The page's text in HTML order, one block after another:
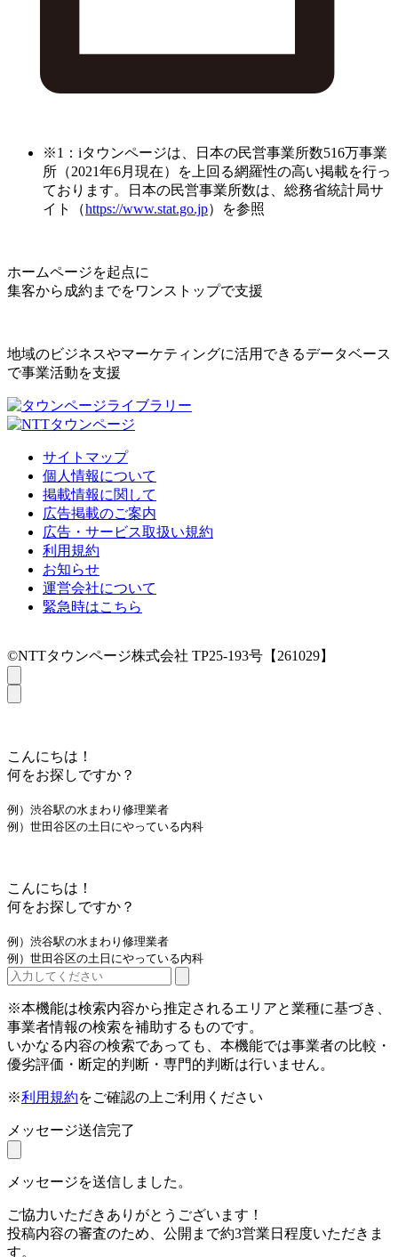
※1：iタウンページは、日本の民営事業所数516万事業
所（2021年6月現在）を上回る網羅性の高い掲載を行っ
ております。日本の民営事業所数は、総務省統計局サ
イト（https://www.stat.go.jp）を参照
ホームページを起点に
集客から成約までをワンストップで支援
地域のビジネスやマーケティングに活用できるデータベース
で事業活動を支援
サイトマップ
個人情報について
掲載情報に関して
広告掲載のご案内
広告・サービス取扱い規約
利用規約
お知らせ
運営会社について
緊急時はこちら
©NTTタウンページ株式会社 TP25-193号【261029】
こんにちは！
何をお探しですか？
例）渋谷駅の水まわり修理業者
例）世田谷区の土日にやっている内科
こんにちは！
何をお探しですか？
例）渋谷駅の水まわり修理業者
例）世田谷区の土日にやっている内科
※本機能は検索内容から推定されるエリアと業種に基づき、
事業者情報の検索を補助するものです。
いかなる内容の検索であっても、本機能では事業者の比較・
優劣評価・断定的判断・専門的判断は行いません。
※利用規約をご確認の上ご利用ください
メッセージ送信完了
メッセージを送信しました。
ご協力いただきありがとうございます！
投稿内容の審査のため、公開まで約3営業日程度いただきま
す。